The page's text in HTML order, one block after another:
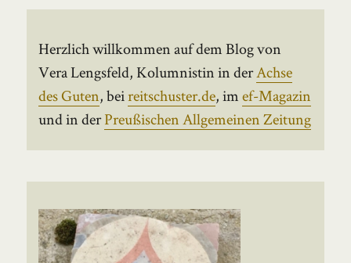
Herzlich willkommen auf dem Blog von
Vera Lengsfeld, Kolumnistin in derAchse
des Guten, beireitschuster.de, imef-Magazin
und in derPreußischen Allgemeinen Zeitung